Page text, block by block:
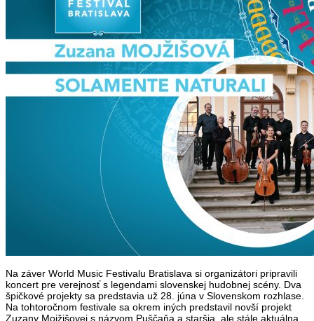
Na záver World Music Festivalu Bratislava si organizátori pripravili
koncert pre verejnosť s legendami slovenskej hudobnej scény. Dva
špičkové projekty sa predstavia už 28. júna v Slovenskom rozhlase.
Na tohtoročnom festivale sa okrem iných predstavil novší projekt
Zuzany Mojžišovej s názvom Puščaňa a staršia, ale stále aktuálna